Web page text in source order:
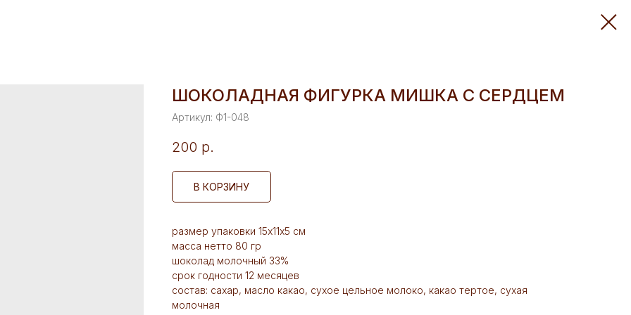
ШОКОЛАДНАЯ ФИГУРКА МИШКА С СЕРДЦЕМ
Артикул: Ф1-048
200 р.
В КОРЗИНУ
размер упаковки 15х11х5 см
масса нетто 80 гр
шоколад молочный 33%
срок годности 12 месяцев
состав: сахар, масло какао, сухое цельное молоко, какао тертое, сухая
молочная